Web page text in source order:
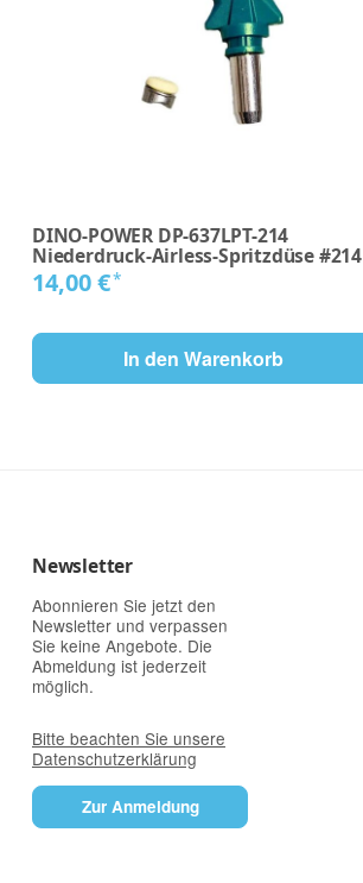
DINO-POWER DP-637LPT-214
Niederdruck-Airless-Spritzdüse #214
14,00 €*
In den Warenkorb
Newsletter
Abonnieren Sie jetzt den
Newsletter und verpassen
Sie keine Angebote. Die
Abmeldung ist jederzeit
möglich.
Bitte beachten Sie unsere
Datenschutzerklärung
Zur Anmeldung